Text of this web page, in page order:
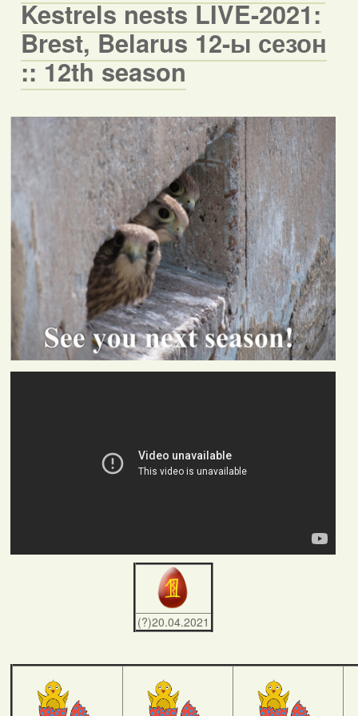
Kestrels nests LIVE-2021:
Brest, Belarus 12-ы сезон
:: 12th season
(?)20.04.2021